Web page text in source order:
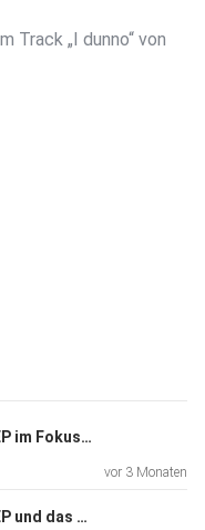
Track „I dunno“ von
Podcast zugehOERt 117: OEP im Fokus: Definition, OER-Zusammenhang und Maßnahmen für offene Bildung
vor 3 Monaten
Podcast zugehOERt 116: OEP und das digitale Lernbüro des Projekts WODL - zugehOERt meets Digitales Lagerfeuer